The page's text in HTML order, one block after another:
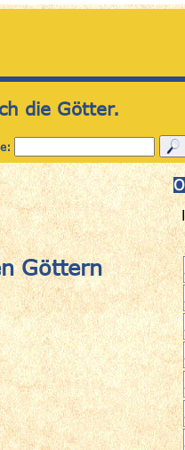
die Götter.
Göttern